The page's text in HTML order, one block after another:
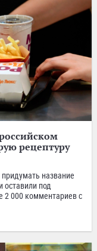
рецептуру
название
оставили под
2 000 комментариев с